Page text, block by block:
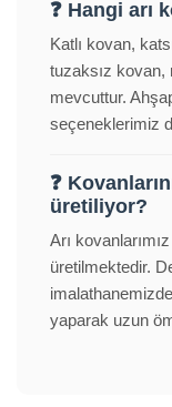
❓ Hangi arı
Katlı kovan,
tuzaksız
mevcuttur.
seçeneklerimiz
❓
üretiliyor?
Arı
üretilmektedir.
yaparak uzun